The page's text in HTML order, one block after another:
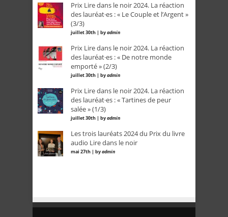
Prix Lire dans le noir 2024. La réaction
des lauréat·es : « Le Couple et l’Argent »
(3/3)
juillet 30th | byadmin
Prix Lire dans le noir 2024. La réaction
des lauréat·es : « De notre monde
emporté » (2/3)
juillet 30th | byadmin
Prix Lire dans le noir 2024. La réaction
des lauréat·es : « Tartines de peur
salée » (1/3)
juillet 30th | byadmin
Les trois lauréats 2024 du Prix du livre
audio Lire dans le noir
mai 27th | byadmin